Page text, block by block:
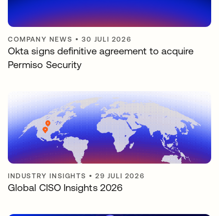
COMPANY NEWS •30 JULI 2026
Okta signs definitive agreement to acquire
Permiso Security
INDUSTRY INSIGHTS •29 JULI 2026
Global CISO Insights 2026